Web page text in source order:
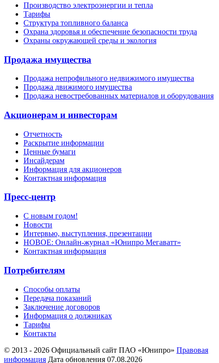
Производство электроэнергии и тепла
Тарифы
Структура топливного баланса
Охрана здоровья и обеспечение безопасности труда
Охраны окружающей среды и экология
Продажа имущества
Продажа непрофильного недвижимого имущества
Продажа движимого имущества
Продажа невостребованных материалов и оборудования
Акционерам и инвесторам
Отчетность
Раскрытие информации
Ценные бумаги
Инсайдерам
Информация для акционеров
Контактная информация
Пресс-центр
С новым годом!
Новости
Интервью, выступления, презентации
НОВОЕ: Онлайн-журнал «Юнипро Мегаватт»
Контактная информация
Потребителям
Способы оплаты
Передача показаний
Заключение договоров
Информация о должниках
Тарифы
Контакты
© 2013 - 2026 Официальный сайт ПАО «Юнипро» Правовая
информация Дата обновления 07.08.2026